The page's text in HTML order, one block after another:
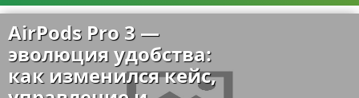
AirPods Pro 3 —
эволюция удобства:
как изменился кейс,